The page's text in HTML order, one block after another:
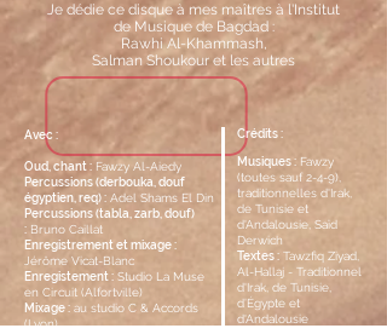
Je dédie ce disque à mes maîtres à l'Institut
de Musique de Bagdad :
Rawhi Al-Khammash,
Salman Shoukour et les autres
Avec :
Oud, chant : ​Fawzy Al-Aiedy
Percussions (derbouka, douf
égyptien, req) : Adel Shams El Din
Percussions (tabla, zarb, douf)
: Bruno Caillat
Enregistrement et mixage :
Jérôme Vicat-Blanc
Enregistement : Studio La Muse
en Circuit (Alfortville)
Mixage : au studio C & Accords
(Lyon)
Crédits :
Musiques : Fawzy
(toutes sauf 2-4-9),
traditionnelles d'Irak,
de Tunisie et
d'Andalousie, Saïd
Derwich
Textes : Tawzfiq Ziyad,
Al-Hallaj - Traditionnel
d'Irak, de Tunisie,
d’Égypte et
d'Andalousie